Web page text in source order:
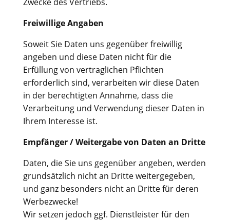
Freiwillige Angaben
Soweit Sie Daten uns gegenüber freiwillig
angeben und diese Daten nicht für die
Erfüllung von vertraglichen Pflichten
erforderlich sind, verarbeiten wir diese Daten
in der berechtigten Annahme, dass die
Verarbeitung und Verwendung dieser Daten in
Ihrem Interesse ist.
Empfänger / Weitergabe von Daten an Dritte
Daten, die Sie uns gegenüber angeben, werden
grundsätzlich nicht an Dritte weitergegeben,
und ganz besonders nicht an Dritte für deren
Werbezwecke!
Wir setzen jedoch ggf. Dienstleister für den